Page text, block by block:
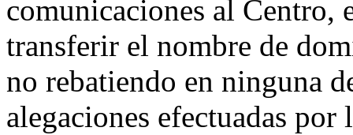
comunicaciones al Centro,
transferir el nombre de
no rebatiendo en ninguna
alegaciones efectuadas